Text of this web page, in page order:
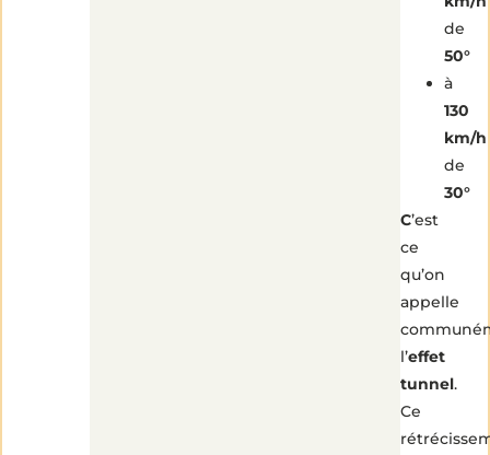
de
50°
à
130
km/h
de
30°
C’est
ce
qu’on
appelle
l’effet
tunnel.
Ce